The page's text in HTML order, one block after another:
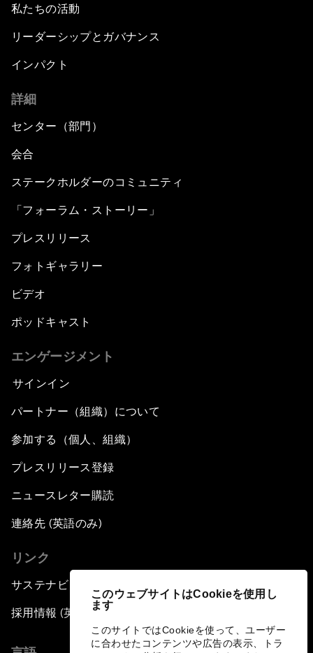
このウェブサイトはCookieを使用し
ます
このサイトではCookieを使って、ユーザー
に合わせたコンテンツや広告の表示、トラ
私たちの活動
リーダーシップとガバナンス
インパクト
詳細
センター（部門）
会合
ステークホルダーのコミュニティ
「フォーラム・ストーリー」
プレスリリース
フォトギャラリー
ビデオ
ポッドキャスト
エンゲージメント
サインイン
パートナー（組織）について
参加する（個人、組織）
プレスリリース登録
ニュースレター購読
連絡先 (英語のみ)
リンク
サステナビリティへの取り組み
採用情報 (英語のみ)